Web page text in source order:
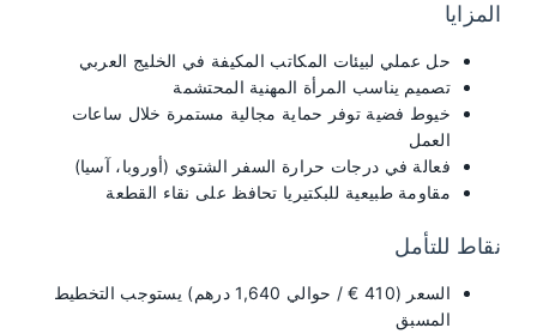
المزايا
حل عملي لبيئات المكاتب المكيفة في الخليج العربي
تصميم يناسب المرأة المهنية المحتشمة
خيوط فضية توفر حماية مجالية مستمرة خلال ساعات
العمل
فعالة في درجات حرارة السفر الشتوي (أوروبا، آسيا)
مقاومة طبيعية للبكتيريا تحافظ على نقاء القطعة
نقاط للتأمل
السعر (410 € / حوالي 1,640 درهم) يستوجب التخطيط
المسبق